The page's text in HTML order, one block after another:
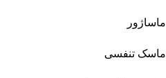
ماساژور
ماسک تنفسی